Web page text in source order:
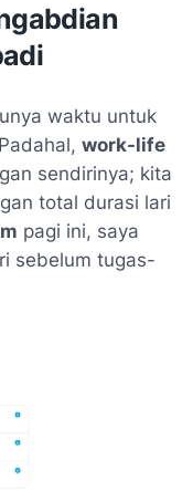
waktu untuk
work-life
sendirinya; kita
total durasi lari
pagi ini, saya
sebelum tugas-